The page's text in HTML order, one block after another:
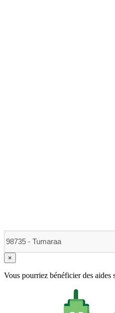
×
Vous pourriez bénéficier des aides